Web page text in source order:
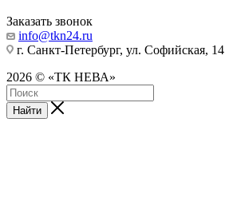
Заказать звонок
info@tkn24.ru
г. Санкт-Петербург, ул. Софийская, 14
2026 © «ТК НЕВА»
Найти